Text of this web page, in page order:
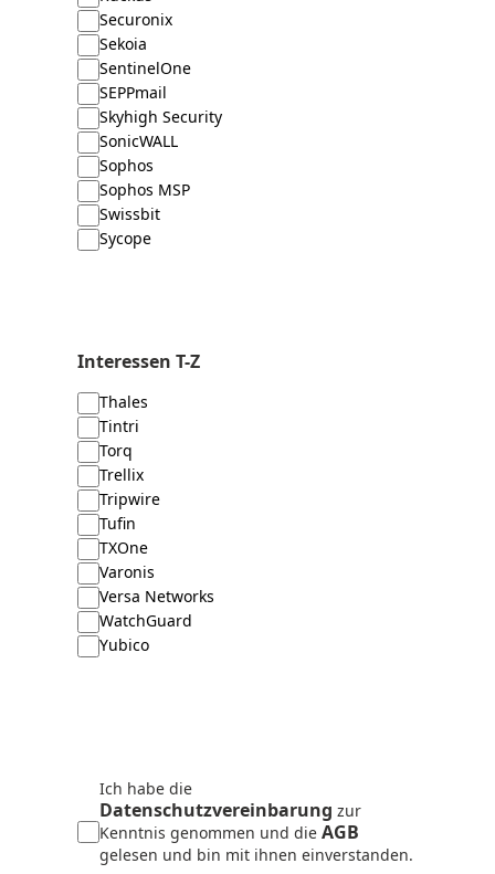
Securonix
Sekoia
SentinelOne
SEPPmail
Skyhigh Security
SonicWALL
Sophos
Sophos MSP
Swissbit
Sycope
Interessen T-Z
Thales
Tintri
Torq
Trellix
Tripwire
Tufin
TXOne
Varonis
Versa Networks
WatchGuard
Yubico
Ich habe die
Datenschutzvereinbarung zur
Kenntnis genommen und die AGB
gelesen und bin mit ihnen einverstanden.